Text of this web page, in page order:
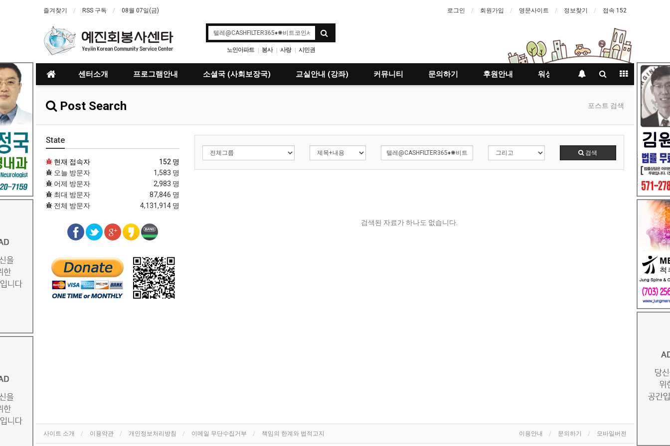
즐겨찾기 RSS 구독 08월 07일(금) 로그인 회원가입 영문사이트 정보찾기 접속 152
노인아파트 | 봉사 | 사랑 | 시민권
센터소개 프로그램안내 소셜국 (사회보장국) 교실안내 (강좌) 커뮤니티 문의하기 후원안내 워싱턴등대지기
Post Search 포스트 검색
검색
검색된 자료가 하나도 없습니다.
State
현재 접속자
152 명
오늘 방문자
1,583 명
어제 방문자
2,983 명
최대 방문자
87,846 명
전체 방문자
4,131,914 명
사이트 소개 이용약관 개인정보처리방침 이메일 무단수집거부 책임의 한계와 법적고지 이용안내 문의하기 모바일버전